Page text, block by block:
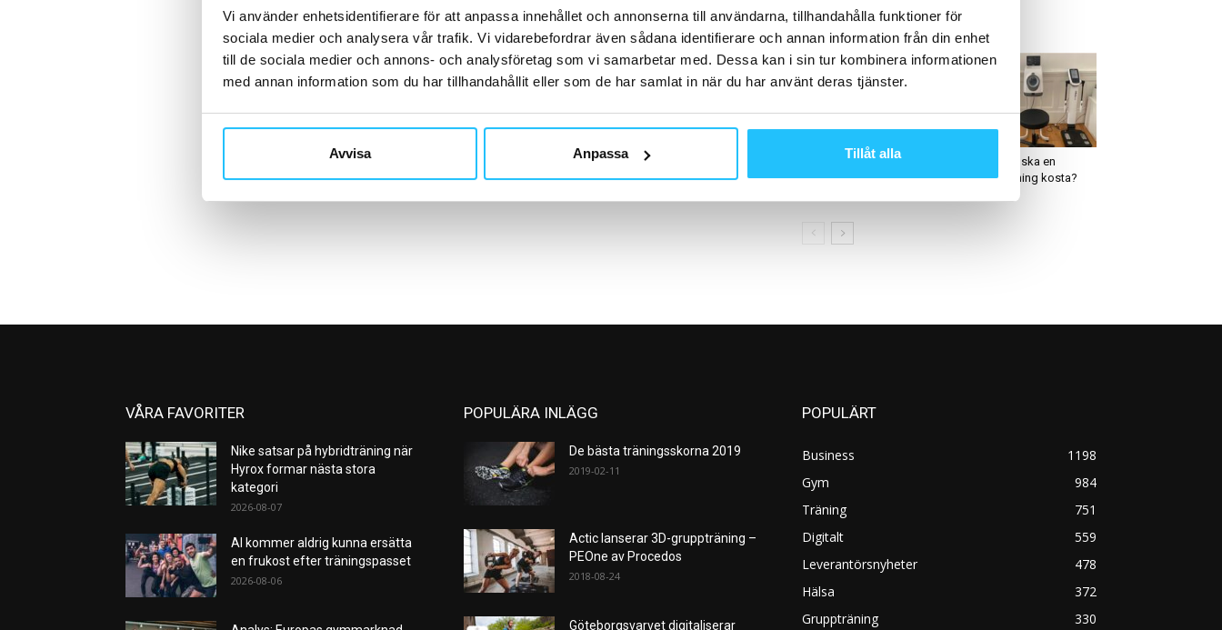
Vi använder enhetsidentifierare för att anpassa innehållet och annonserna till användarna, tillhandahålla funktioner för
sociala medier och analysera vår trafik. Vi vidarebefordrar även sådana identifierare och annan information från din enhet
till de sociala medier och annons- och analysföretag som vi samarbetar med. Dessa kan i sin tur kombinera informationen
med annan information som du har tillhandahållit eller som de har samlat in när du har använt deras tjänster.
Avvisa Anpassa Tillåt alla
marknadschef och säkrar
avtal med Apoteket
Actic stärker greppet i
Uppsala – öppnar 7:e
Hur mycket ska en
InBodymätning kosta?
VÅRA FAVORITER
Nike satsar på hybridträning när
Hyrox formar nästa stora
kategori
2026-08-07
AI kommer aldrig kunna ersätta
en frukost efter träningspasset
2026-08-06
POPULÄRA INLÄGG
De bästa träningsskorna 2019
2019-02-11
Actic lanserar 3D-gruppträning –
PEOne av Procedos
2018-08-24
Göteborgsvarvet digitaliserar
POPULÄRT
Business
1198
Gym
984
Träning
751
Digitalt
559
Leverantörsnyheter
478
Hälsa
372
Gruppträning
330